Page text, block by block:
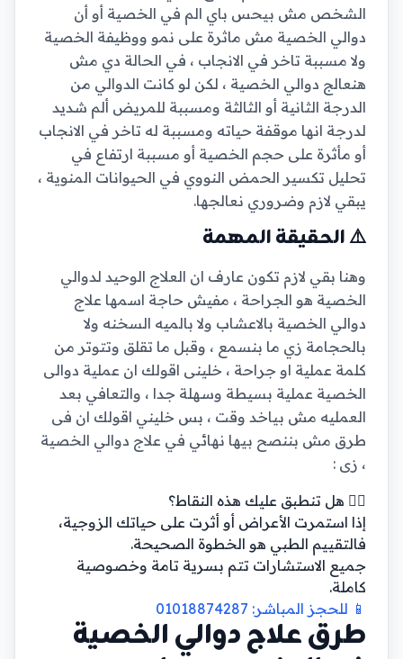
الشخص مش بيحس باي الم في الخصية أو أن
دوالي الخصية مش ماثرة على نمو ووظيفة الخصية
ولا مسببة تاخر في الانجاب ، في الحالة دي مش
هنعالج دوالي الخصية ، لكن لو كانت الدوالي من
الدرجة الثانية أو الثالثة ومسببة للمريض ألم شديد
لدرجة انها موقفة حياته ومسببة له تاخر في الانجاب
أو مأثرة على حجم الخصية أو مسببة ارتفاع في
تحليل تكسير الحمض النووي في الحيوانات المنوية ،
يبقي لازم وضروري نعالجها.
⚠️ الحقيقة المهمة
وهنا بقي لازم تكون عارف ان العلاج الوحيد لدوالي
الخصية هو الجراحة ، مفيش حاجة اسمها علاج
دوالي الخصية بالاعشاب ولا بالميه السخنه ولا
بالحجامة زي ما بنسمع ، وقبل ما تقلق وتتوتر من
كلمة عملية او جراحة ، خلينى اقولك ان عملية دوالى
الخصية عملية بسيطة وسهلة جدا ، والتعافي بعد
العمليه مش بياخد وقت ، بس خليني اقولك ان فى
طرق مش بننصح بيها نهائي في علاج دوالي الخصية
، زى :
👨‍⚕️ هل تنطبق عليك هذه النقاط؟
إذا استمرت الأعراض أو أثرت على حياتك الزوجية،
فالتقييم الطبي هو الخطوة الصحيحة.
جميع الاستشارات تتم بسرية تامة وخصوصية
كاملة.
📱 للحجز المباشر: 01018874287
طرق علاج دوالي الخصية